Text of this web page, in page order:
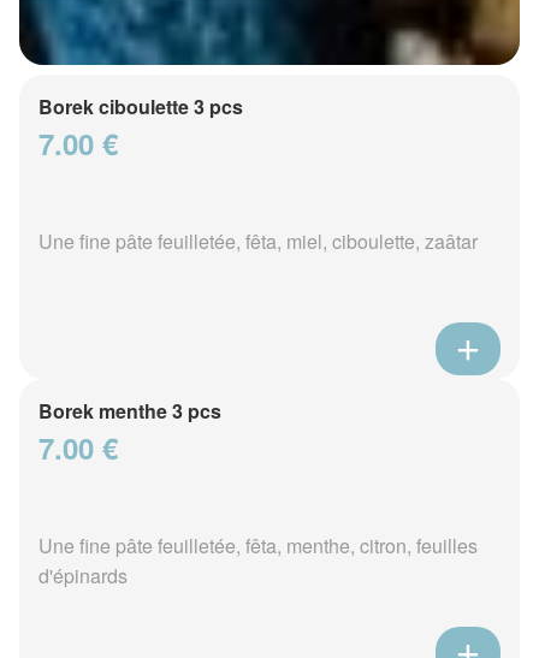
Borek ciboulette 3 pcs
7.00 €
Une fine pâte feuilletée, fêta, miel, ciboulette, zaâtar
Borek menthe 3 pcs
7.00 €
Une fine pâte feuilletée, fêta, menthe, citron, feuilles
d'épinards